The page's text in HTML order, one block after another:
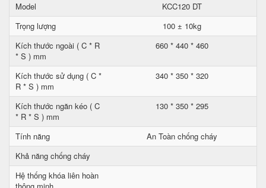
Model
KCC120 DT
Trọng lượng
100 ± 10kg
Kích thước ngoài ( C * R
* S ) mm
660 * 440 * 460
Kích thước sử dụng ( C *
R * S ) mm
340 * 350 * 320
Kích thước ngăn kéo ( C
* R * S ) mm
130 * 350 * 295
Tính năng
An Toàn chống cháy
Khả năng chống cháy
Hệ thống khóa liên hoàn